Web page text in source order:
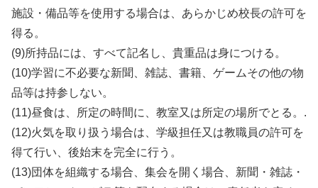
施設・備品等を使用する場合は、あらかじめ校長の許可を
得る。
(9)所持品には、すべて記名し、貴重品は身につける。
(10)学習に不必要な新聞、雑誌、書籍、ゲームその他の物
品等は持参しない。
(11)昼食は、所定の時間に、教室又は所定の場所でとる。.
(12)火気を取り扱う場合は、学級担任又は教職員の許可を
得て行い、後始末を完全に行う。
(13)団体を組織する場合、集会を開く場合、新聞・雑誌・